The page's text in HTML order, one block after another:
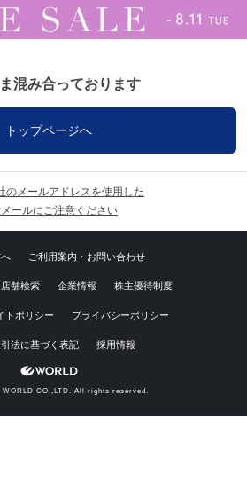
混み合っております
トップページへ
のメールアドレスを使用した
ールにご注意ください
ご利用案内・お問い合わせ
店舗検索 企業情報 株主優待制度
トポリシー プライバシーポリシー
法に基づく表記 採用情報
CO.,LTD. All rights reserved.